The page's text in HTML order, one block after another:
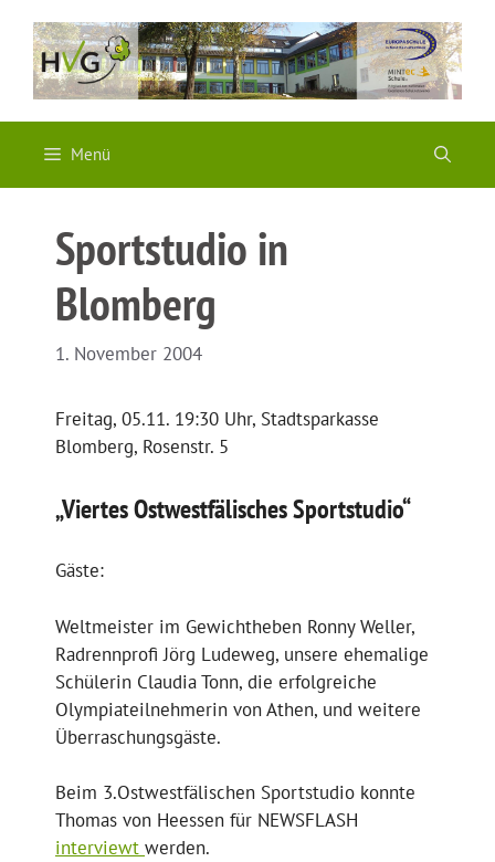
Inhalt
springen
Menü
Sportstudio in
Blomberg
1. November 2004
Freitag, 05.11. 19:30 Uhr, Stadtsparkasse
Blomberg, Rosenstr. 5
„Viertes Ostwestfälisches Sportstudio“
Gäste:
Weltmeister im Gewichtheben Ronny Weller,
Radrennprofi Jörg Ludeweg, unsere ehemalige
Schülerin Claudia Tonn, die erfolgreiche
Olympiateilnehmerin von Athen, und weitere
Überraschungsgäste.
Beim 3.Ostwestfälischen Sportstudio konnte
Thomas von Heessen für NEWSFLASH
interviewt werden.